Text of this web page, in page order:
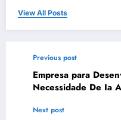
View All Posts
Previous post
Empresa para
Necessidade De Ia
Next post